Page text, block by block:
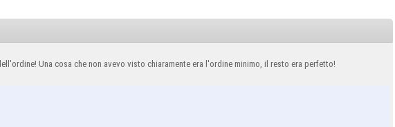
Una cosa che non avevo visto chiaramente era l'ordine minimo, il resto era perfetto!